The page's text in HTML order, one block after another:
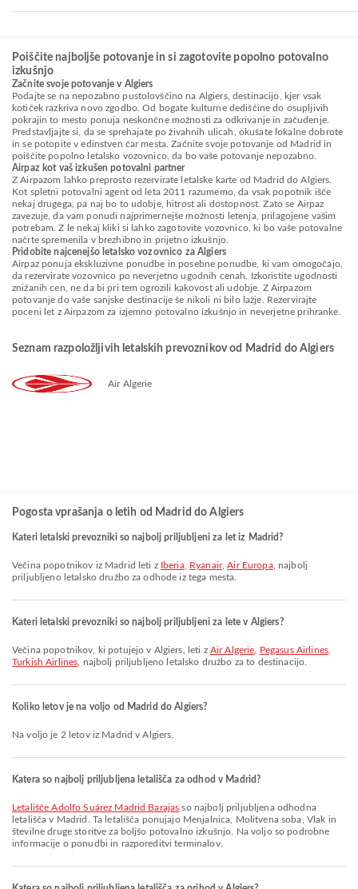
Poiščite najboljše potovanje in si zagotovite popolno potovalno
izkušnjo
Začnite svoje potovanje v Algiers
Podajte se na nepozabno pustolovščino na Algiers, destinacijo, kjer vsak
kotiček razkriva novo zgodbo. Od bogate kulturne dediščine do osupljivih
pokrajin to mesto ponuja neskončne možnosti za odkrivanje in začudenje.
Predstavljajte si, da se sprehajate po živahnih ulicah, okušate lokalne dobrote
in se potopite v edinstven čar mesta. Začnite svoje potovanje od Madrid in
poiščite popolno letalsko vozovnico, da bo vaše potovanje nepozabno.
Airpaz kot vaš izkušen potovalni partner
Z Airpazom lahko preprosto rezervirate letalske karte od Madrid do Algiers.
Kot spletni potovalni agent od leta 2011 razumemo, da vsak popotnik išče
nekaj drugega, pa naj bo to udobje, hitrost ali dostopnost. Zato se Airpaz
zavezuje, da vam ponudi najprimernejše možnosti letenja, prilagojene vašim
potrebam. Z le nekaj kliki si lahko zagotovite vozovnico, ki bo vaše potovalne
načrte spremenila v brezhibno in prijetno izkušnjo.
Pridobite najcenejšo letalsko vozovnico za Algiers
Airpaz ponuja ekskluzivne ponudbe in posebne ponudbe, ki vam omogočajo,
da rezervirate vozovnico po neverjetno ugodnih cenah. Izkoristite ugodnosti
znižanih cen, ne da bi pri tem ogrozili kakovost ali udobje. Z Airpazom
potovanje do vaše sanjske destinacije še nikoli ni bilo lažje. Rezervirajte
poceni let z Airpazom za izjemno potovalno izkušnjo in neverjetne prihranke.
Seznam razpoložljivih letalskih prevoznikov od Madrid do Algiers
Air Algerie
Pogosta vprašanja o letih od Madrid do Algiers
Kateri letalski prevozniki so najbolj priljubljeni za let iz Madrid?
Večina popotnikov iz Madrid leti z Iberia, Ryanair,Air Europa, najbolj
priljubljeno letalsko družbo za odhode iz tega mesta.
Kateri letalski prevozniki so najbolj priljubljeni za lete v Algiers?
Večina popotnikov, ki potujejo v Algiers, leti z Air Algerie Pegasus Airlines,
Turkish Airlines , najbolj priljubljeno letalsko družbo za to destinacijo.
Koliko letov je na voljo od Madrid do Algiers?
Na voljo je 2 letov iz Madrid v Algiers.
Katera so najbolj priljubljena letališča za odhod v Madrid?
Letališče Adolfo Suárez Madrid Barajas so najbolj priljubljena odhodna
letališča v Madrid. Ta letališča ponujajo Menjalnica, Molitvena soba, Vlak in
številne druge storitve za boljšo potovalno izkušnjo. Na voljo so podrobne
informacije o ponudbi in razporeditvi terminalov.